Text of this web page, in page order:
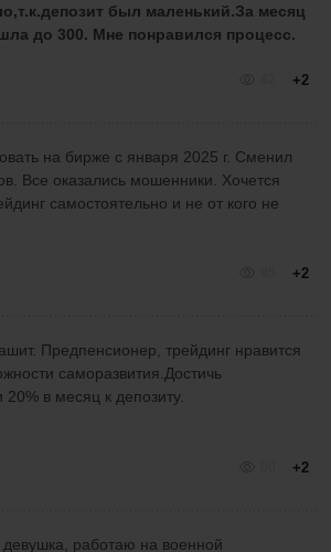
был маленький.За месяц
до 300. Мне понравился процесс.
+2
на бирже с января 2025 г. Сменил
Все оказались мошенники. Хочется
самостоятельно и не от кого не
+2
Предпенсионер, трейдинг нравится
саморазвития.Достичь
20% в месяц к депозиту.
+2
работаю на военной